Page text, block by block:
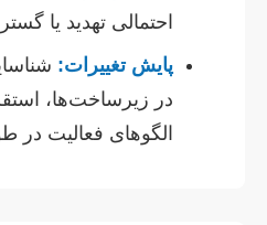
احتمالی تهدید یا
پایش تغییرات:
در زیرساخت‌ها،
الگوهای فعالیت در